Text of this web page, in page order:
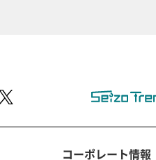
コーポレート情報